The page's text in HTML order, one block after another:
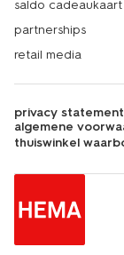
saldo
partnerships
retail media
privacy statement
algemene
thuiswinkel